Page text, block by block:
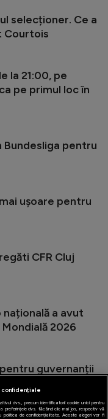
selecționer. Ce a
Courtois
la 21:00, pe
pe primul loc în
Bundesliga pentru
ușoare pentru
CFR Cluj
a avut
2026
guvernanții
confidențiale
dvs., precum identificatorii cookie unici pentru
preferințele dvs. făcând clic mai jos, respectiv vă
politica de confidențialitate. Aceste alegeri vor fi